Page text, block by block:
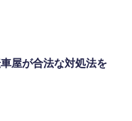
屋が合法な対処法を